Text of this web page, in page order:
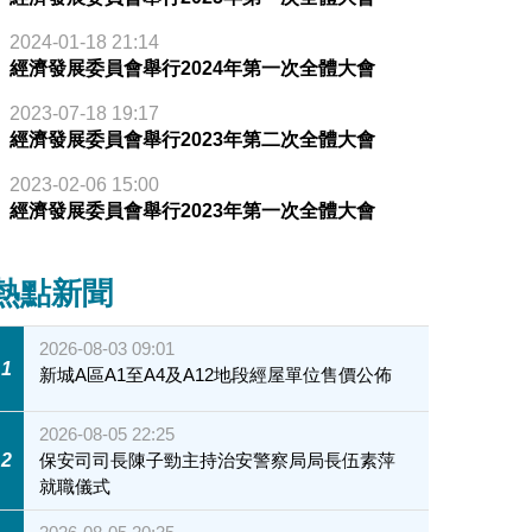
2024-01-18 21:14
經濟發展委員會舉行2024年第一次全體大會
2023-07-18 19:17
經濟發展委員會舉行2023年第二次全體大會
2023-02-06 15:00
經濟發展委員會舉行2023年第一次全體大會
點新聞
1
2026-08-03 09:01
新城A區A1至A4及A12地段經屋單位售價公佈
2
2026-08-05 22:25
保安司司長陳子勁主持治安警察局局長伍素萍
就職儀式